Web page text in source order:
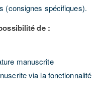
(consignes spécifiques).
de :
manuscrite
via la fonctionnalité